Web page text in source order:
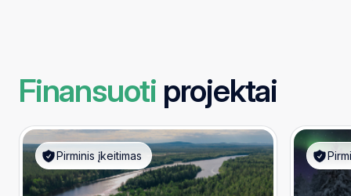
Finansuoti projektai
Pirminis įkeitimas